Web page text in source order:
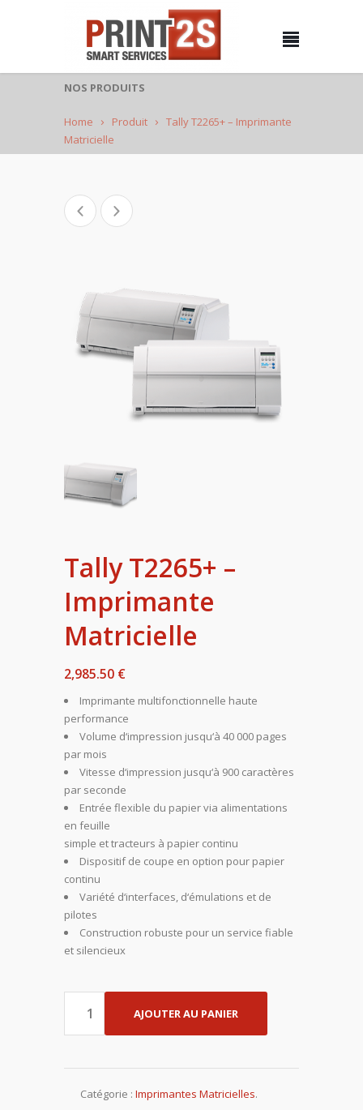
NOS PRODUITS
Home Produit
Tally T2265+ – Imprimante
Matricielle
Tally T2265+ –
Imprimante
Matricielle
2,985.50 €
Imprimante multifonctionnelle haute
performance
Volume d‘impression jusqu‘à 40 000 pages
par mois
Vitesse d‘impression jusqu‘à 900 caractères
par seconde
Entrée flexible du papier via alimentations
en feuille
simple et tracteurs à papier continu
Dispositif de coupe en option pour papier
continu
Variété d‘interfaces, d‘émulations et de
pilotes
Construction robuste pour un service fiable
et silencieux
AJOUTER AU PANIER
Catégorie : Imprimantes Matricielles.